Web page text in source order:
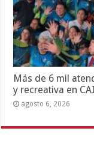
Más de 6 mil
y recreativa en
agosto 6, 2026